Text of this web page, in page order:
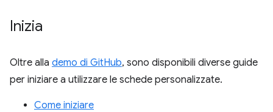
Inizia
Oltre alla demo di GitHub, sono disponibili diverse guide
per iniziare a utilizzare le schede personalizzate.
Come iniziare